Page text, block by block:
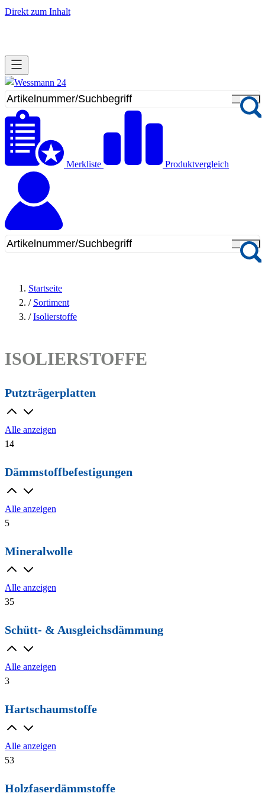
Direkt zum Inhalt
Merkliste Produktvergleich
Startseite
/ Sortiment
/ Isolierstoffe
ISOLIERSTOFFE
Putzträgerplatten
Alle anzeigen
14
Dämmstoffbefestigungen
Alle anzeigen
5
Mineralwolle
Alle anzeigen
35
Schütt- & Ausgleichsdämmung
Alle anzeigen
3
Hartschaumstoffe
Alle anzeigen
53
Holzfaserdämmstoffe